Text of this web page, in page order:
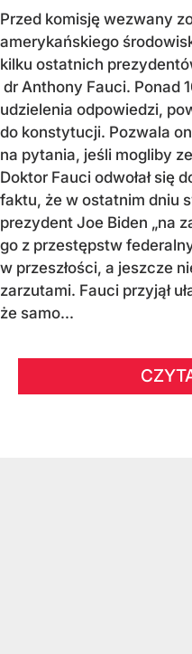
Przed komisję wezwany
amerykańskiego
kilku ostatnich
dr Anthony Fauci. Ponad
udzielenia odpowiedzi,
do konstytucji. Pozwala
na pytania, jeśli mogliby
Doktor Fauci odwołał się
faktu, że w ostatnim dniu
prezydent Joe Biden „na
go z przestępstw
w przeszłości, a jeszcze
zarzutami. Fauci przyjął
że samo...